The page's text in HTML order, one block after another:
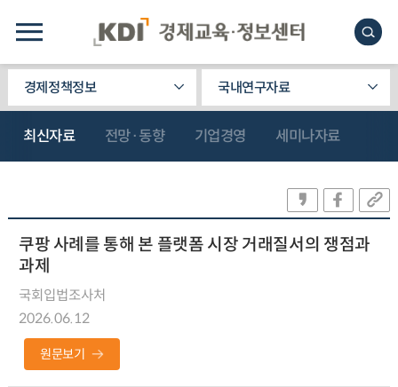
경제정책정보 국내연구자료
최신자료 전망·동향 기업경영 세미나자료
쿠팡 사례를 통해 본 플랫폼 시장 거래질서의 쟁점과
과제
국회입법조사처
2026.06.12
원문보기